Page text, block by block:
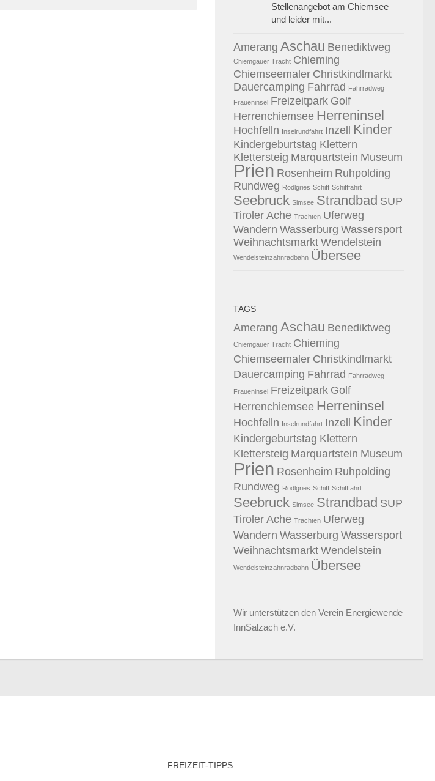
Stellenangebot am Chiemsee
und leider mit...
Amerang Aschau Benediktweg
Chiemgauer Tracht Chieming
Chiemseemaler Christkindlmarkt
Dauercamping Fahrrad Fahrradweg
Fraueninsel Freizeitpark Golf
Herrenchiemsee Herreninsel
Hochfelln Inselrundfahrt Inzell Kinder
Kindergeburtstag Klettern
Klettersteig Marquartstein Museum
Prien Rosenheim Ruhpolding
Rundweg Rödlgries Schiff Schifffahrt
Seebruck Simsee Strandbad SUP
Tiroler Ache Trachten Uferweg
Wandern Wasserburg Wassersport
Weihnachtsmarkt Wendelstein
Wendelsteinzahnradbahn Übersee
TAGS
Amerang Aschau Benediktweg
Chiemgauer Tracht Chieming
Chiemseemaler Christkindlmarkt
Dauercamping Fahrrad Fahrradweg
Fraueninsel Freizeitpark Golf
Herrenchiemsee Herreninsel
Hochfelln Inselrundfahrt Inzell Kinder
Kindergeburtstag Klettern
Klettersteig Marquartstein Museum
Prien Rosenheim Ruhpolding
Rundweg Rödlgries Schiff Schifffahrt
Seebruck Simsee Strandbad SUP
Tiroler Ache Trachten Uferweg
Wandern Wasserburg Wassersport
Weihnachtsmarkt Wendelstein
Wendelsteinzahnradbahn Übersee
Wir unterstützen den Verein Energiewende
InnSalzach e.V.
FREIZEIT-TIPPS